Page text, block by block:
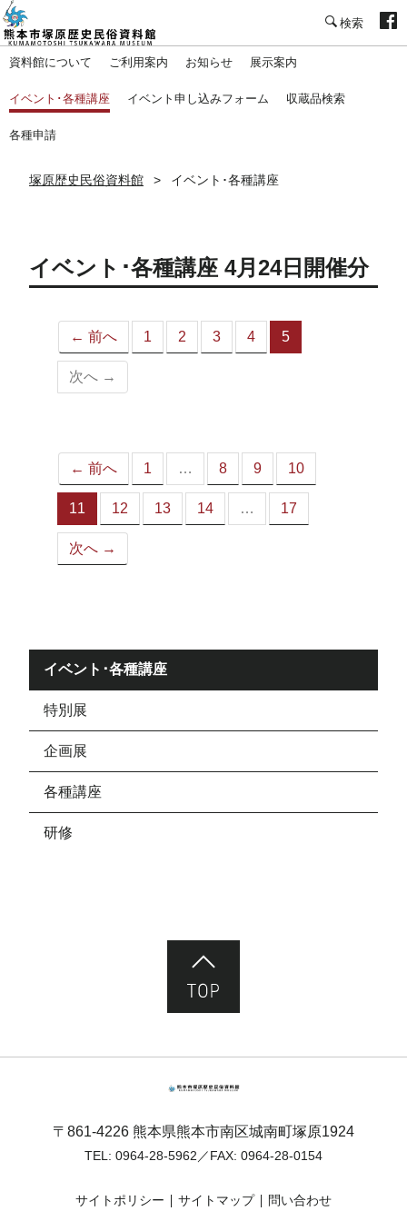
資料館について ご利用案内 お知らせ 展示案内
イベント･各種講座 イベント申し込みフォーム 収蔵品検索
各種申請
塚原歴史民俗資料館 イベント･各種講座
イベント･各種講座 4月24日開催分
← 前へ 1 2 3 4 5
次へ →
← 前へ 1 … 8 9 10
11
（こ
の
ペ
12 13 14 … 17
次へ →
イベント･各種講座
特別展
企画展
各種講座
研修
〒861-4226 熊本県熊本市南区城南町塚原1924
TEL: 0964-28-5962 ／FAX: 0964-28-0154
サイトポリシー サイトマップ 問い合わせ